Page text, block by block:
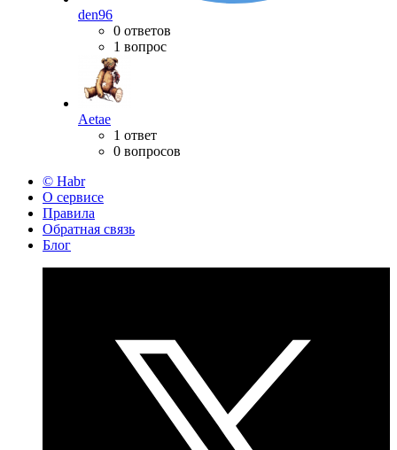
den96
0 ответов
1 вопрос
Aetae
1 ответ
0 вопросов
© Habr
О сервисе
Правила
Обратная связь
Блог